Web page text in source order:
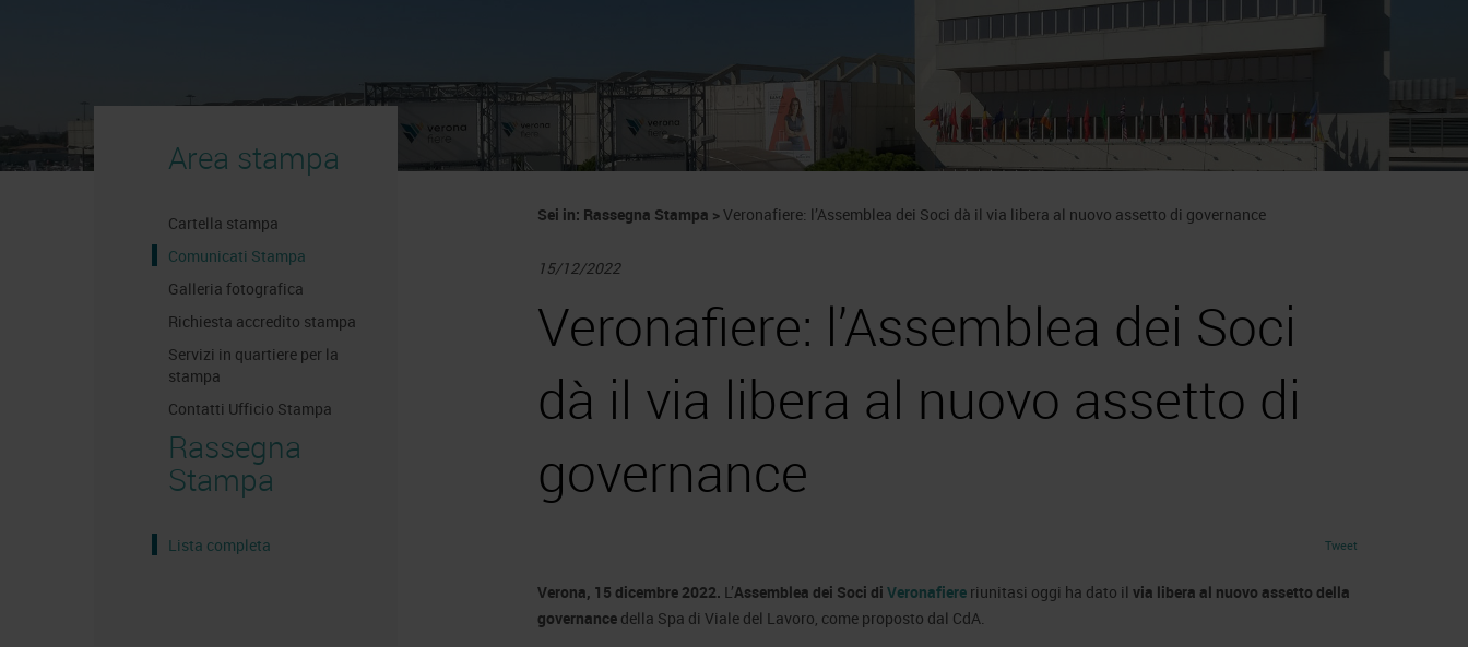
Area stampa
Cartella stampa
Comunicati Stampa
Galleria fotografica
Richiesta accredito stampa
Servizi in quartiere per la
stampa
Contatti Ufficio Stampa
Rassegna
Stampa
Lista completa
Sei in: Rassegna Stampa >Veronafiere: l’Assemblea dei Soci dà il via libera al nuovo assetto di governance
15/12/2022
Veronafiere: l’Assemblea dei Soci
dà il via libera al nuovo assetto di
governance
Tweet
Verona, 15 dicembre 2022. L’Assemblea dei Soci di Veronafiereriunitasi oggi ha dato il via libera al nuovo assetto della
governancedella Spa di Viale del Lavoro, come proposto dal CdA.